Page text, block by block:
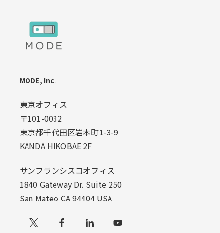
MODE, Inc.
東京オフィス
〒101-0032
東京都千代田区岩本町1-3-9
KANDA HIKOBAE 2F
サンフランシスコオフィス
1840 Gateway Dr. Suite 250
San Mateo CA 94404 USA
Xでフォローする